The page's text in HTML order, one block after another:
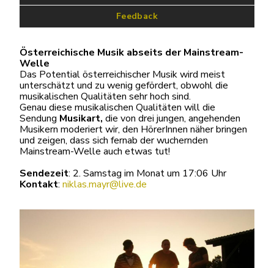
Feedback
Österreichische Musik abseits der Mainstream-
Welle
Das Potential österreichischer Musik wird meist
unterschätzt und zu wenig gefördert, obwohl die
musikalischen Qualitäten sehr hoch sind.
Genau diese musikalischen Qualitäten will die
Sendung Musikart, die von drei jungen, angehenden
Musikern moderiert wir, den HörerInnen näher bringen
und zeigen, dass sich fernab der wuchernden
Mainstream-Welle auch etwas tut!
Sendezeit: 2. Samstag im Monat um 17:06 Uhr
Kontakt: niklas.mayr@live.de